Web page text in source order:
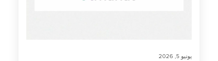
يونيو 5, 2026